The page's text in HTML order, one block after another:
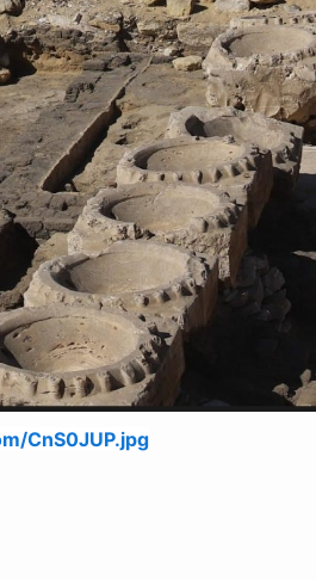
CnS0JUP.jpg